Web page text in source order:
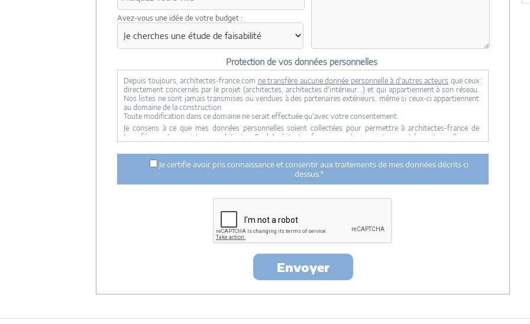
Avez-vous une idée de votre budget :
Protection de vos données personnelles
Depuis toujours, architectes-france.com ne transfère aucune donnée personnelle à d'autres acteurs que ceux
directement concernés par le projet (architectes, architectes d'intérieur...) et qui appartiennent à son réseau.
Nos listes ne sont jamais transmises ou vendues à des partenaires extérieurs, même si ceux-ci appartiennent
au domaine de la construction.
Toute modification dans ce domaine ne serait effectuée qu'avec votre consentement.
Je consens à ce que mes données personnelles soient collectées pour permettre à architectes-france de
transférer votre projet aux architectes. Seul Architectes-france, ses équipes internes et la maitrise d'oeuvre
ci dessus n'est réalisée.
Mes données téléphoniques seront uniquement utilisées par Architectes-france.com et les architectes de
notre réseau dans le cadre de la qualification et du suivi de mon projet.
Les données sont conservées pendant une durée de 18 mois courant à partir des derniers contacts effectifs
entre architectes-france et vous ou architectes-france et un membre de la maitrise d'oeuvre en rapport avec
loi « informatique et libertés », vous pouvez exercer votre droit d'accès aux données vous
concernant et les faire rectifier en contactant : Architectes-france, 23 avenue du Mirail - parc du Mirail - 33370
Artigues-près Bordeaux. Tél. 05.47.74.51.01 -contact@architectes-france.com
Je certifie avoir pris connaissance et consentir aux traitements de mes données décrits ci
dessus.*
Envoyer